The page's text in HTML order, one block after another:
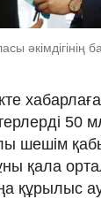
әкімдігінің
50
шешім
қала
құрылыс